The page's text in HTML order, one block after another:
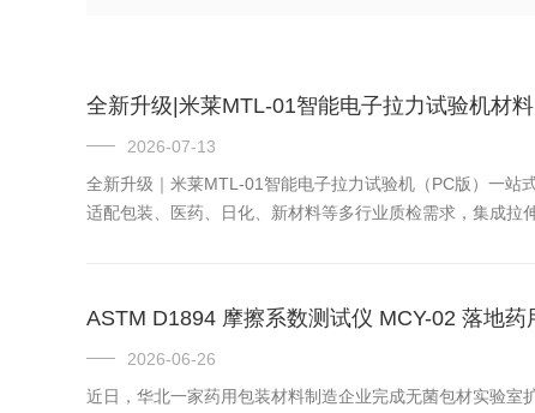
全新升级|米莱MTL-01智能电子拉力试验机材
2026-07-13
全新升级｜米莱MTL-01智能电子拉力试验机（PC版）一站
适配包装、医药、日化、新材料等多行业质检需求，集成拉
ASTM D1894 摩擦系数测试仪 MCY-02 落地
2026-06-26
近日，华北一家药用包装材料制造企业完成无菌包材实验